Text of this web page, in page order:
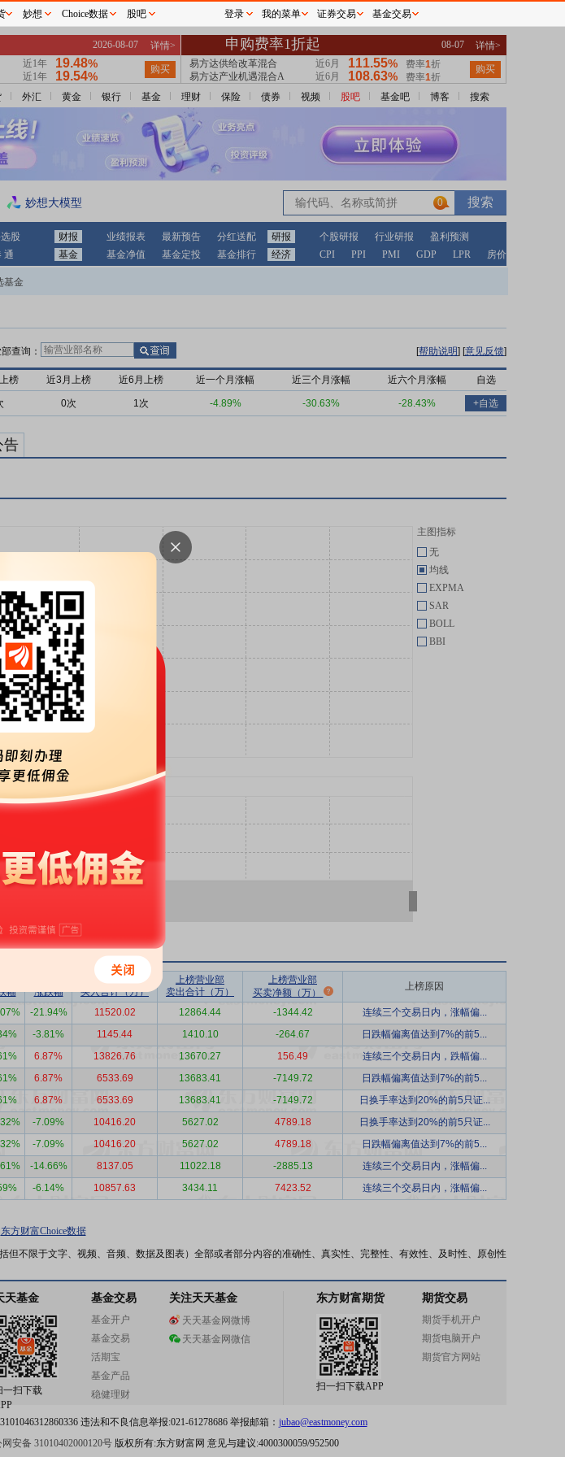
外汇 黄金 银行 基金 理财 保险 债券 视频 股吧 基金吧 博客 搜索
妙想大模型 0
股 财报 业绩报表 最新预告 分红送配 研报 个股研报 行业研报
盈利预测
通 基金 基金净值 基金定投 基金排行 经济 CPI PPI PMI GDP LPR 房价
基金
查询： [帮助说明] [意见反馈]
榜 近3月上榜 近6月上榜 近一个月涨幅 近三个月涨幅 近六个月涨幅 自选
0次 1次 -4.89% -30.63% -28.43% +自选
告
主图指标
无
均线
EXPMA
SAR
BOLL
BBI
幅
涨跌幅
上榜营业部
买入合计（万）
上榜营业部
卖出合计（万）
上榜营业部
买卖净额（万）
上榜原因
-21.94% 11520.02 12864.44 -1344.42
连续三个交易日内，涨幅偏...
-3.81% 1145.44 1410.10 -264.67
日跌幅偏离值达到7%的前5...
6.87% 13826.76 13670.27 156.49
连续三个交易日内，跌幅偏...
6.87% 6533.69 13683.41 -7149.72
日跌幅偏离值达到7%的前5...
6.87% 6533.69 13683.41 -7149.72
日换手率达到20%的前5只证...
-7.09% 10416.20 5627.02 4789.18
日换手率达到20%的前5只证...
-7.09% 10416.20 5627.02 4789.18
日跌幅偏离值达到7%的前5...
-14.66% 8137.05 11022.18 -2885.13
连续三个交易日内，涨幅偏...
-6.14% 10857.63 3434.11 7423.52 连续三个交易日内，涨幅偏...
东方财富Choice数据
不限于文字、视频、音频、数据及图表）全部或者部分内容的准确性、真实性、完整性、有效性、及时性、原创性
妙想 Choice数据 股吧 登录 我的菜单 证券交易 基金交易